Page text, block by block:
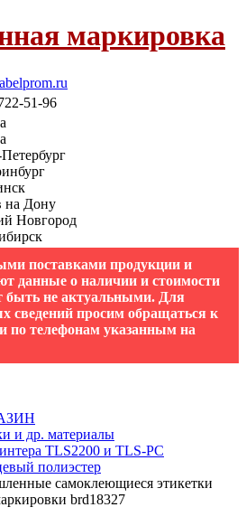
маркировка
51-96
на Дону
Новгород
поставками продукции и
данные о наличии и стоимости
быть не актуальными. Для
сведений просим обращаться к
по телефонам указанным на
и др. материалы
TLS2200 и TLS-PC
полиэстер
самоклеющиеся этикетки
brd18327